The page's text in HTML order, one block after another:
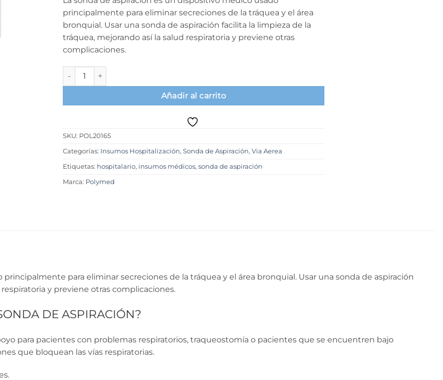
principalmente para eliminar secreciones de la tráquea y el área
bronquial. Usar una sonda de aspiración facilita la limpieza de la
tráquea, mejorando así la salud respiratoria y previene otras
complicaciones.
Sonda de aspiración con válvula de control 14 FR, Polymed, Pack x 20 unidades cantidad
Añadir al carrito
SKU: POL20165
Categorías: Insumos Hospitalización,Sonda de Aspiración,Via Aerea
Etiquetas: hospitalario, insumos médicos,sonda de aspiración
Marca: Polymed
para eliminar secreciones de la tráquea y el área bronquial. Usar una sonda de aspiración
y previene otras complicaciones.
DE ASPIRACIÓN?
para pacientes con problemas respiratorios, traqueostomía o pacientes que se encuentren bajo
que bloquean las vías respiratorias.